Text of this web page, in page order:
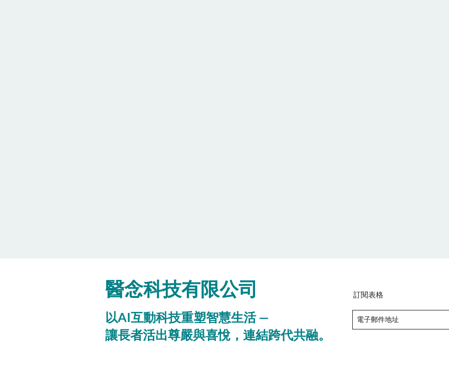
醫念科技有限公司
以AI互動科技重塑智慧生活 —
讓長者活出尊嚴與喜悅，連結跨代共融。
訂閱表格